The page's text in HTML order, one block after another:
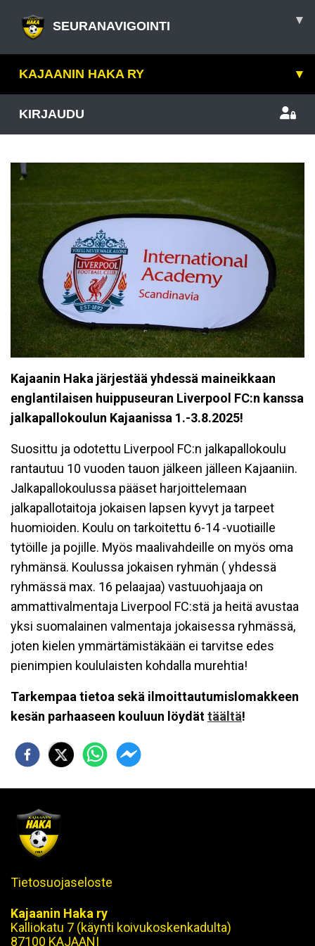
SEURANAVIGOINTI ▾
KAJAANIN HAKA RY ▾
KIRJAUDU
Kajaanin Haka järjestää yhdessä maineikkaan
englantilaisen huippuseuran Liverpool FC:n kanssa
jalkapallokoulun Kajaanissa 1.-3.8.2025!
Suosittu ja odotettu Liverpool FC:n jalkapallokoulu
rantautuu 10 vuoden tauon jälkeen jälleen Kajaaniin.
Jalkapallokoulussa pääset harjoittelemaan
jalkapallotaitoja jokaisen lapsen kyvyt ja tarpeet
huomioiden. Koulu on tarkoitettu 6-14 -vuotiaille
tytöille ja pojille. Myös maalivahdeille on myös oma
ryhmänsä. Koulussa jokaisen ryhmän ( yhdessä
ryhmässä max. 16 pelaajaa) vastuuohjaaja on
ammattivalmentaja Liverpool FC:stä ja heitä avustaa
yksi suomalainen valmentaja jokaisessa ryhmässä,
joten kielen ymmärtämistäkään ei tarvitse edes
pienimpien koululaisten kohdalla murehtia!
Tarkempaa tietoa sekä ilmoittautumislomakkeen
kesän parhaaseen kouluun löydättäältä!
Tietosuojaseloste
Kajaanin Haka ry
Kalliokatu 7 (käynti koivukoskenkadulta)
87100 KAJAANI